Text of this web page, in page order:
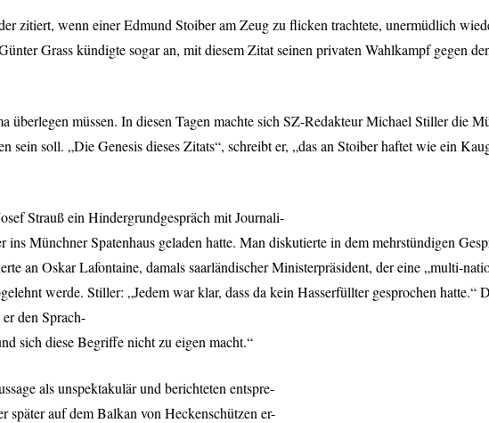
zitiert, wenn einer Edmund Stoiber am Zeug zu flicken trachtete, unermüdlich
Grass kündigte sogar an, mit diesem Zitat seinen privaten Wahlkampf gegen
überlegen müssen. In diesen Tagen machte sich SZ-Redakteur Michael Stiller die
sein soll. „Die Genesis dieses Zitats“, schreibt er, „das an Stoiber haftet wie ein
Strauß ein Hindergrundgespräch mit Journali-
ins Münchner Spatenhaus geladen hatte. Man diskutierte in dem mehrstündigen
an Oskar Lafontaine, damals saarländischer Ministerpräsident, der eine „multi-
werde. Stiller: „Jedem war klar, dass da kein Hasserfüllter gesprochen
den Sprach-
sich diese Begriffe nicht zu eigen macht.“
als unspektakulär und berichteten entspre-
auf dem Balkan von Heckenschützen er-